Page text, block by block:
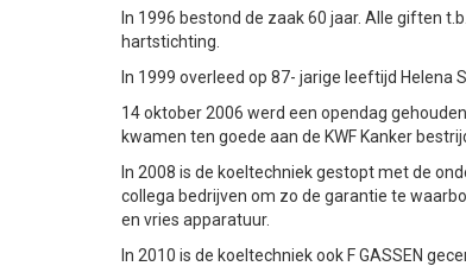
In 1996 bestond de zaak 60 jaar. Alle giften
hartstichting.
In 1999 overleed op 87- jarige leeftijd Helena
14 oktober 2006 werd een opendag
kwamen ten goede aan de KWF Kanker
In 2008 is de koeltechniek gestopt met de
collega bedrijven om zo de garantie te
en vries apparatuur.
In 2010 is de koeltechniek ook F GASSEN